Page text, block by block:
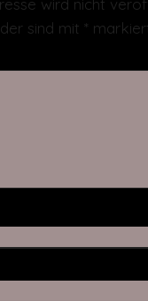
wird nicht
sind mit *